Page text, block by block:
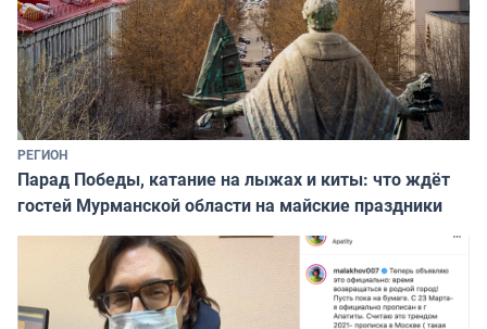
РЕГИОН
Парад Победы, катание на лыжах и киты: что ждёт
гостей Мурманской области на майские праздники